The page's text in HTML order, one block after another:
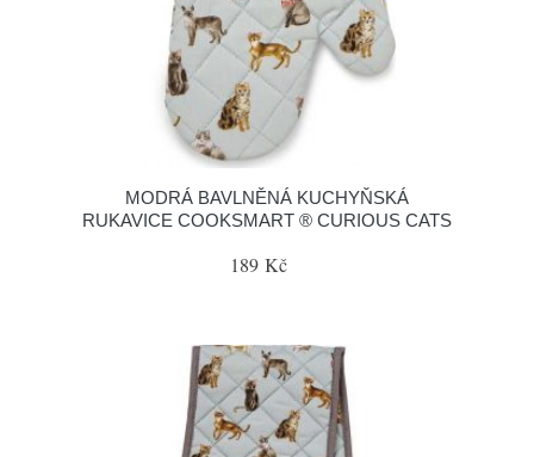
MODRÁ BAVLNĚNÁ KUCHYŇSKÁ
RUKAVICE COOKSMART ® CURIOUS CATS
189 Kč